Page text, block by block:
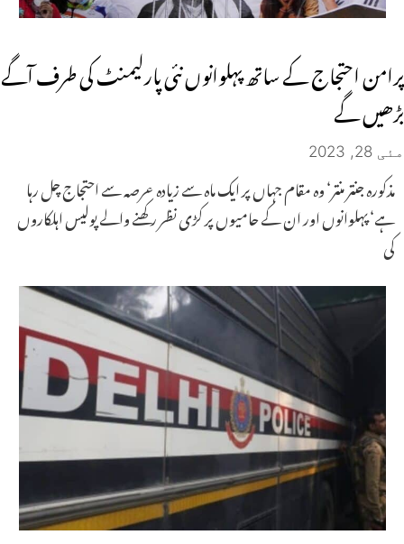
پرامن احتجاج کے ساتھ پہلوانوں نئی پارلیمنٹ کی طرف آگے
بڑھیں گے
مئی 28, 2023
مذکورہ جنتر منتر‘ وہ مقام جہاں پر ایک ماہ سے زیادہ عرصہ سے احتجاج چل رہا
ہے‘ پہلوانوں اور ان کے حامیوں پر کڑی نظر رکھنے والے پولیس اہلکاروں
کی